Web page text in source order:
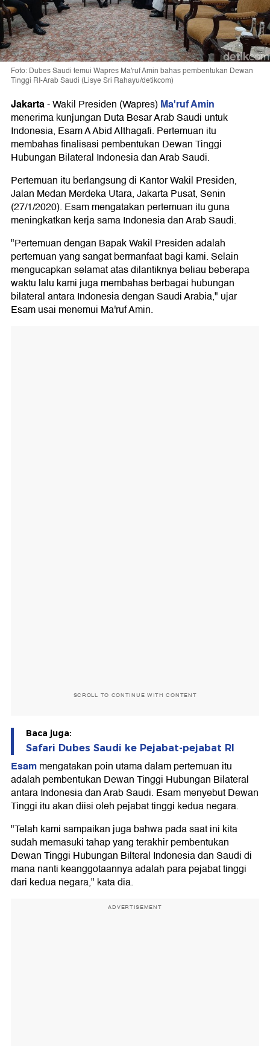
Foto: Dubes Saudi temui Wapres Ma'ruf Amin bahas pembentukan Dewan
Tinggi RI-Arab Saudi (Lisye Sri Rahayu/detikcom)
Jakarta-Wakil Presiden (Wapres)Ma'ruf Amin
menerima kunjungan Duta Besar Arab Saudi untuk
Indonesia, Esam A Abid Althagafi. Pertemuan itu
membahas finalisasi pembentukan Dewan Tinggi
Hubungan Bilateral Indonesia dan Arab Saudi.
Pertemuan itu berlangsung di Kantor Wakil Presiden,
Jalan Medan Merdeka Utara, Jakarta Pusat, Senin
(27/1/2020). Esam mengatakan pertemuan itu guna
meningkatkan kerja sama Indonesia dan Arab Saudi.
"Pertemuan dengan Bapak Wakil Presiden adalah
pertemuan yang sangat bermanfaat bagi kami. Selain
mengucapkan selamat atas dilantiknya beliau beberapa
waktu lalu kami juga membahas berbagai hubungan
bilateral antara Indonesia dengan Saudi Arabia," ujar
Esam usai menemui Ma'ruf Amin.
SCROLL TO CONTINUE WITH CONTENT
Baca juga:
Safari Dubes Saudi ke Pejabat-pejabat RI
Esammengatakan poin utama dalam pertemuan itu
adalah pembentukan Dewan Tinggi Hubungan Bilateral
antara Indonesia dan Arab Saudi. Esam menyebut Dewan
Tinggi itu akan diisi oleh pejabat tinggi kedua negara.
"Telah kami sampaikan juga bahwa pada saat ini kita
sudah memasuki tahap yang terakhir pembentukan
Dewan Tinggi Hubungan Bilteral Indonesia dan Saudi di
mana nanti keanggotaannya adalah para pejabat tinggi
dari kedua negara," kata dia.
ADVERTISEMENT